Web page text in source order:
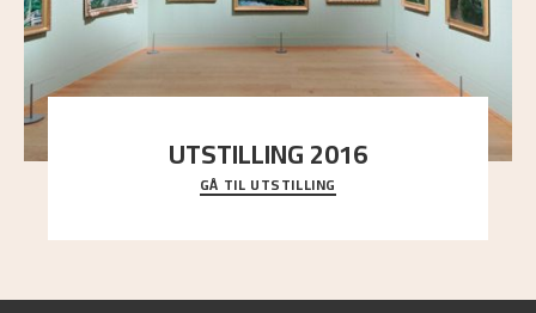
UTSTILLING 2016
En komplett oversikt over Nikolai Astrups
utstillinger, fra debuten i 1900 og frem til i dag.
GÅ TIL UTSTILLING